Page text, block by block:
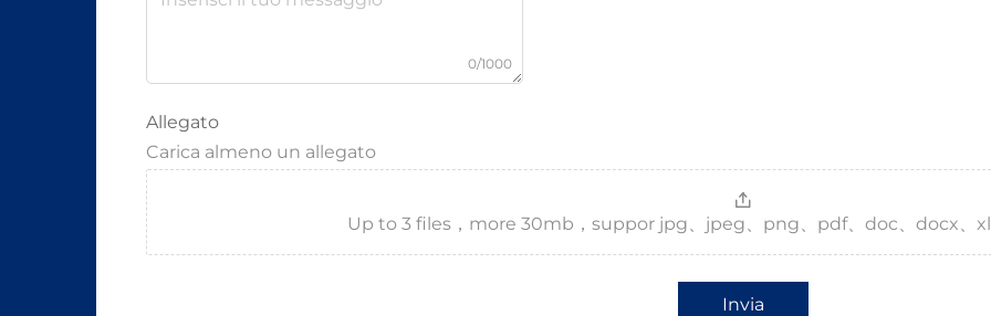
0/1000
Allegato
Carica almeno un allegato
Up to 3 files，more 30mb，suppor jpg、jpeg、png、pdf、doc、docx、
Invia